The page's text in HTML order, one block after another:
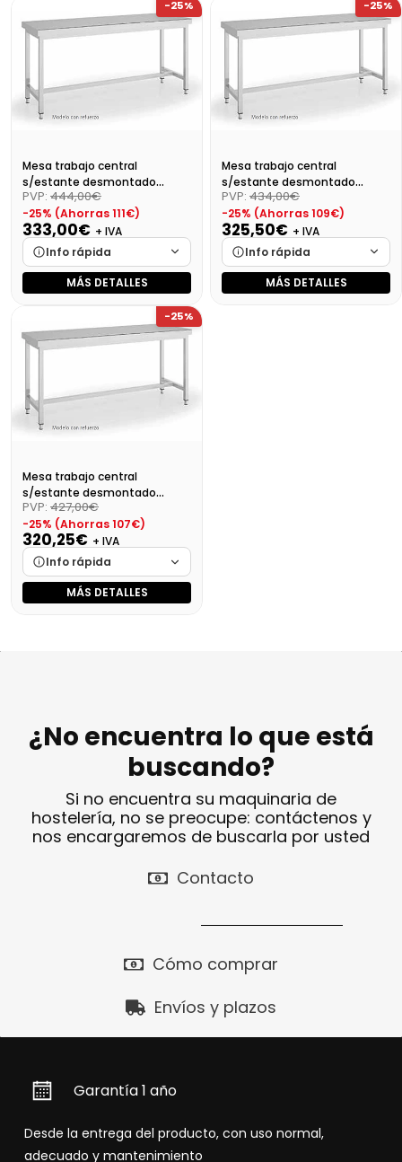
Cargando…
Disponibilidad
Cargando…
Cargando…
Disponibilidad
Cargando…
-25%
Mesa trabajo central
s/estante desmontado
Dim:800X700X850
PVP: 444,00€
-25% (Ahorras 111€)
333,00€ + IVA
Info rápida
Marca
Cargando…
Cargando…
Disponibilidad
Cargando…
MÁS DETALLES
-25%
Mesa trabajo central
s/estante desmontado
Dim:700X700X850 Mm
PVP: 434,00€
-25% (Ahorras 109€)
325,50€ + IVA
Info rápida
Marca
Cargando…
MÁS DETALLES
-25%
Mesa trabajo central
s/estante desmontado
Dim:600X700X850 Mm
PVP: 427,00€
-25% (Ahorras 107€)
320,25€ + IVA
Info rápida
Marca
Cargando…
MÁS DETALLES
¿No encuentra lo que está
buscando?
Si no encuentra su maquinaria de
hostelería, no se preocupe: contáctenos y
nos encargaremos de buscarla por usted
Contacto
Cómo comprar
Envíos y plazos
Garantía 1 año
Desde la entrega del producto, con uso normal,
adecuado y mantenimiento